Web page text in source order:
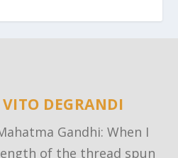
DEGRANDI
Gandhi: When I
of the thread spun